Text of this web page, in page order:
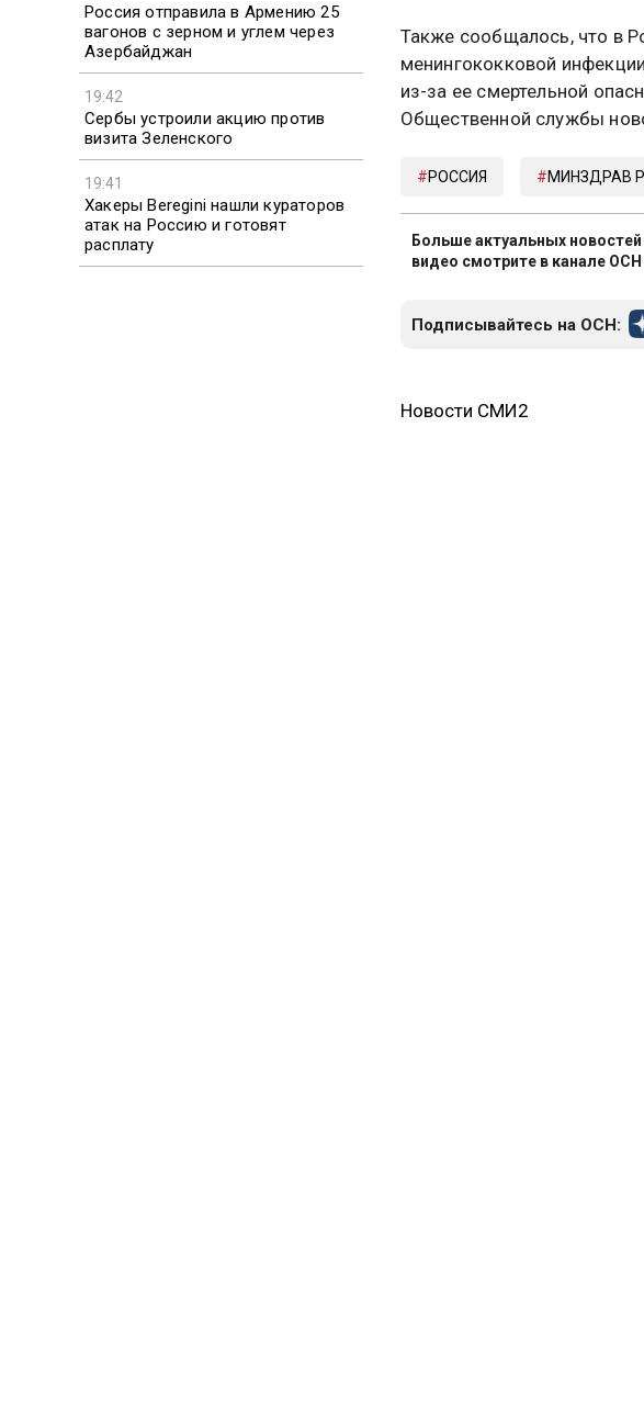
Россия отправила в Армению 25
вагонов с зерном и углем через
Азербайджан
19:42
Сербы устроили акцию против
визита Зеленского
19:41
Хакеры Beregini нашли кураторов
атак на Россию и готовят
расплату
Также сообщалось, что в
менингококковой
из-за ее смертельной
Общественной службы
РОССИЯ МИНЗДРАВ
Больше актуальных
видео смотрите в канале ОСН
Подписывайтесь на ОСН:
Новости СМИ2